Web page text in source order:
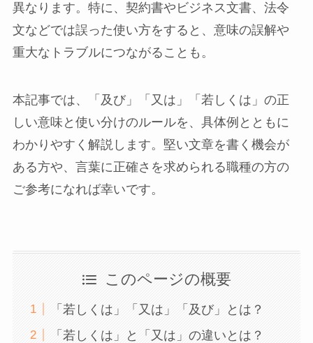
異なります。特に、契約書やビジネス文書、法令
文などでは誤った使い方をすると、意味の誤解や
重大なトラブルにつながることも。
本記事では、「及び」「又は」「若しくは」の正
しい意味と使い分けのルールを、具体例とともに
わかりやすく解説します。堅い文章を書く機会が
ある方や、言葉に正確さを求められる職種の方の
ご参考になれば幸いです。
このページの概要
「若しくは」「又は」「及び」とは？
「若しくは」と「又は」の違いとは？